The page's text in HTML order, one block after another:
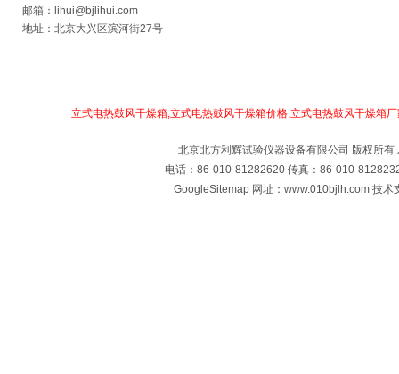
邮箱： lihui@bjlihui.com
地址：北京大兴区滨河街27号
立式电热鼓风干燥箱,立式电热鼓风干燥箱价格,立式电热鼓风干燥箱
北京北方利辉试验仪器设备有限公司 版权所有
电话：86-010-81282620 传真：86-010-
GoogleSitemap 网址：www.010bjlh.com 技